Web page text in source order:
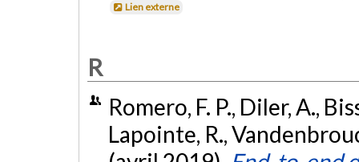
Lien externe
R
Romero, F. P., Diler, A.,
Lapointe, R.,